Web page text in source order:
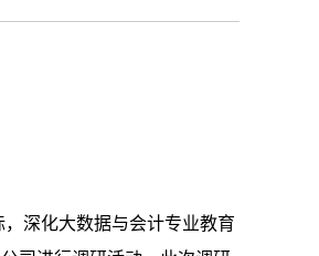
，深化大数据与会计专业教育